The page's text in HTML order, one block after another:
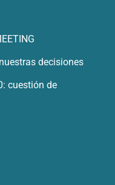
decisiones
cuestión de